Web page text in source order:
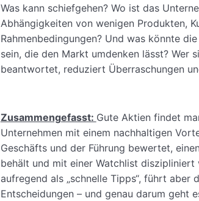
Was kann schiefgehen? Wo ist das
Abhängigkeiten von wenigen Produkten,
Rahmenbedingungen? Und was könnte
sein, die den Markt umdenken lässt? Wer
beantwortet, reduziert Überraschungen
Zusammengefasst: Gute Aktien findet
Unternehmen mit einem nachhaltigen
Geschäfts und der Führung bewertet,
behält und mit einer Watchlist
aufregend als „schnelle Tipps“, führt aber
Entscheidungen – und genau darum geht